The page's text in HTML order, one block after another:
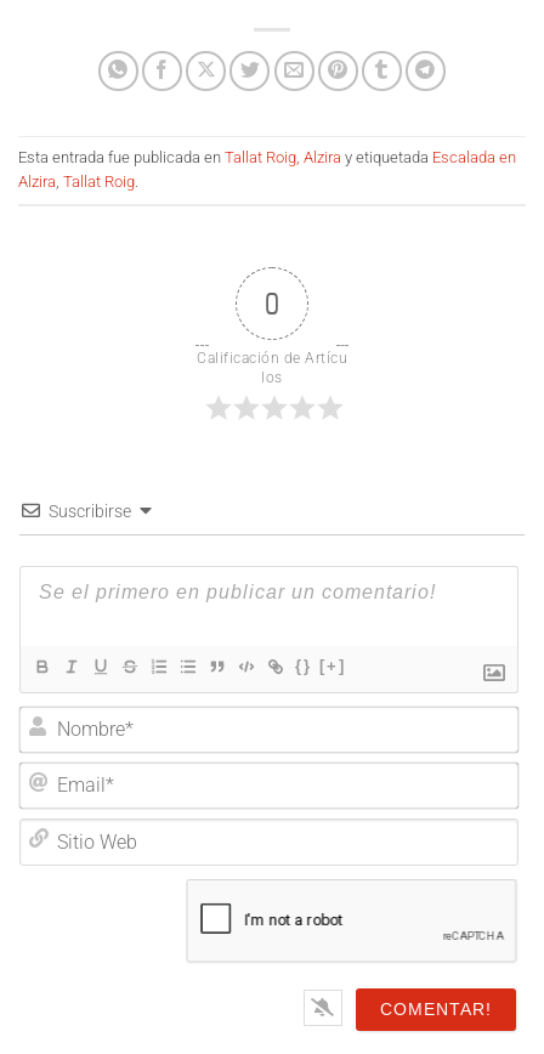
Esta entrada fue publicada en Tallat Roig, Alzira y etiquetada Escalada en
Alzira Tallat Roig
0
Calificación de Artícu
los
Suscribirse
{} [+]
Nombre*
Email*